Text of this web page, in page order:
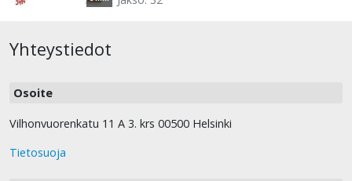
Yhteystiedot
Osoite
Vilhonvuorenkatu 11 A 3. krs 00500 Helsinki
Tietosuoja